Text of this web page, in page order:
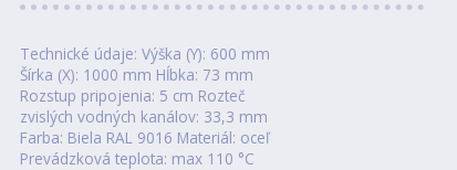
Technické údaje: Výška (Y): 600 mm
Šírka (X): 1000 mm Hĺbka: 73 mm
Rozstup pripojenia: 5 cm Rozteč
zvislých vodných kanálov: 33,3 mm
Farba: Biela RAL 9016 Materiál: oceľ
Prevádzková teplota: max 110 °C